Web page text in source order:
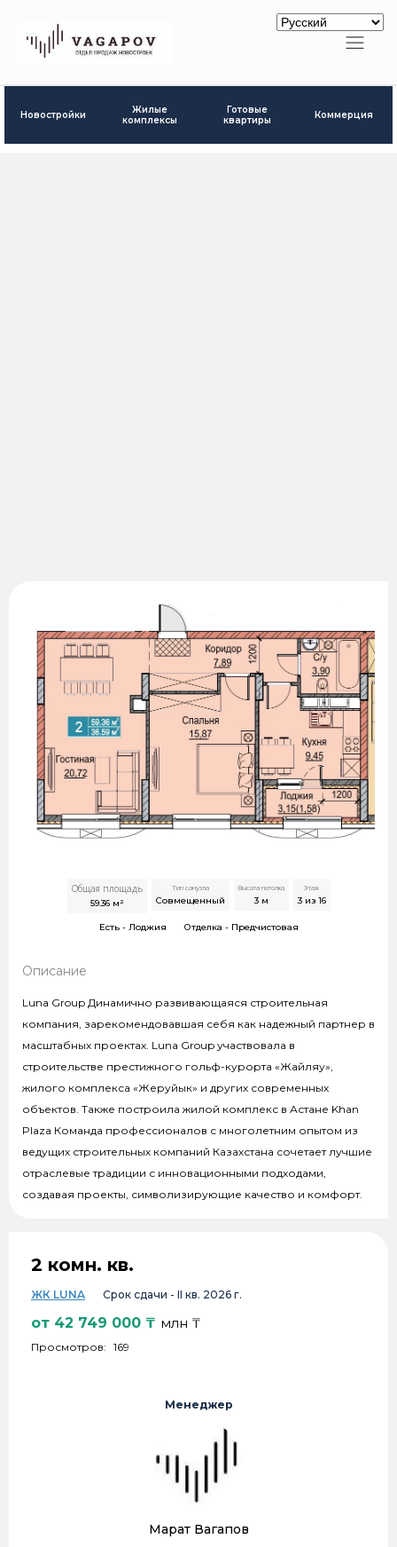
Новостройки
Жилые
комплексы
Готовые
квартиры
Коммерция
Общая площадь
59.36м²
Тип санузла
Совмещенный
Высота потолка
3м
Этаж
3 из 16
Есть - Лоджия Отделка - Предчистовая
Описание
Luna Group Динамично развивающаяся строительная
компания, зарекомендовавшая себя как надежный партнер в
масштабных проектах. Luna Group участвовала в
строительстве престижного гольф-курорта «Жайляу»,
жилого комплекса «Жеруйык» и других современных
объектов. Также построила жилой комплекс в Астане Khan
Plaza Команда профессионалов с многолетним опытом из
ведущих строительных компаний Казахстана сочетает лучшие
отраслевые традиции с инновационными подходами,
создавая проекты, символизирующие качество и комфорт.
2 комн. кв.
ЖК LUNA Срок сдачи - II кв. 2026 г.
от 42 749 000 ₸ млн ₸
Просмотров: 169
Менеджер
Марат Вагапов